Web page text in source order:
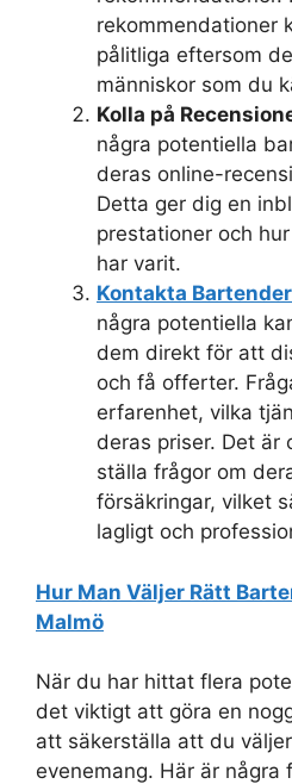
rekommendationer
pålitliga eftersom
människor som du
Kolla på
några potentiella
deras online-
Detta ger dig en
prestationer och
har varit.
Kontakta
några potentiella
dem direkt för att
och få offerter.
erfarenhet, vilka
deras priser. Det är
ställa frågor om
försäkringar, vilket
lagligt och
Hur Man Väljer Rätt
Malmö
När du har hittat flera
det viktigt att göra en
att säkerställa att du
evenemang. Här är